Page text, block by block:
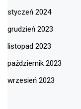
styczeń 2024
grudzień 2023
listopad 2023
październik 2023
wrzesień 2023